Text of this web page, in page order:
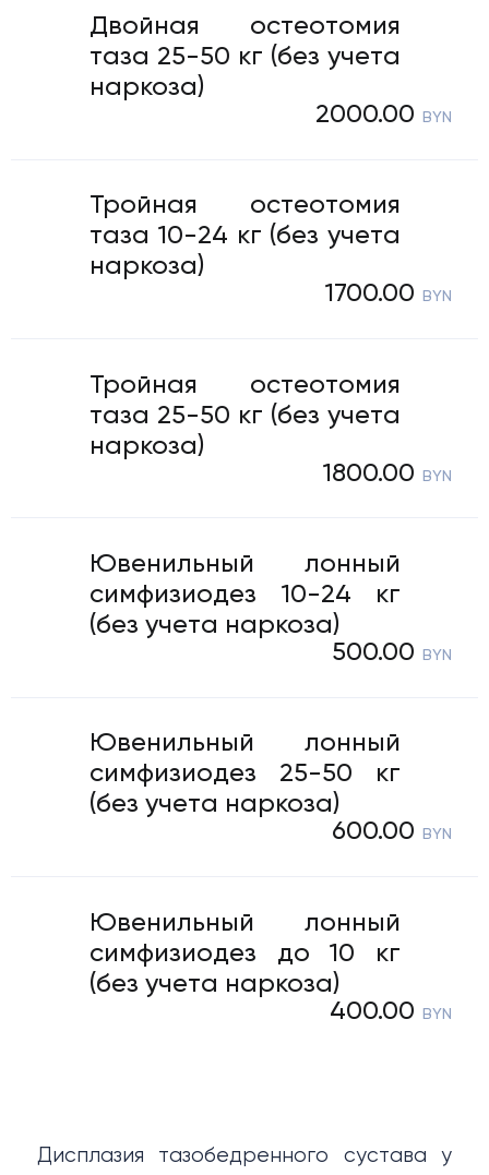
05-81
работы
аптеки
Двойная остеотомия
таза 25-50 кг (без учета
наркоза)
2000.00
BYN
Тройная остеотомия
таза 10-24 кг (без учета
наркоза)
1700.00
BYN
Тройная остеотомия
таза 25-50 кг (без учета
наркоза)
1800.00
BYN
Ювенильный лонный
симфизиодез 10-24 кг
(без учета наркоза)
500.00
BYN
Ювенильный лонный
симфизиодез 25-50 кг
(без учета наркоза)
600.00
BYN
Ювенильный лонный
симфизиодез до 10 кг
(без учета наркоза)
400.00
BYN
Дисплазия тазобедренного сустава у